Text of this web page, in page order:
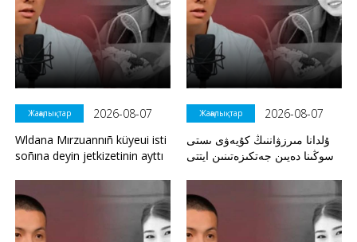
Жаңалықтар
2026-08-07
Wldana Mırzuannıñ küyeui isti
soñına deyin jetkizetinin ayttı
Жаңалықтар
2026-08-07
ۇلدانا مىرزۋاننىڭ كۇيەۋى ىستى
سوڭىنا دەيىن جەتكىزەتىنىن ايتتى